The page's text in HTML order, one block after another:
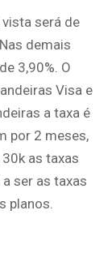
será de
demais
3,90%. O
Visa e
a taxa é
por 2 meses,
as taxas
ser as taxas
planos.